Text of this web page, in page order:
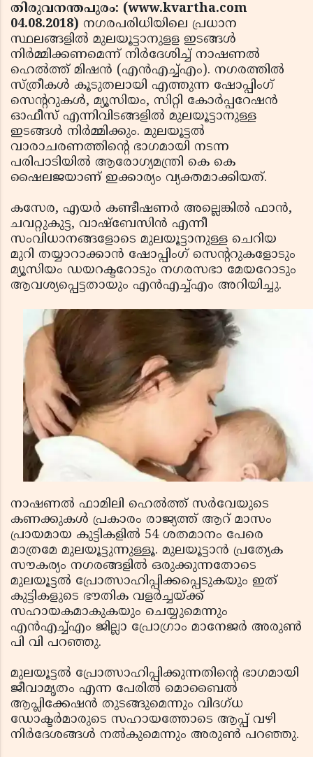
തിരുവനന്തപുരം: (www.kvartha.com
04.08.2018) നഗരപരിധിയിലെ പ്രധാന
സ്ഥലങ്ങളില്‍ മുലയൂട്ടാനുളള ഇടങ്ങള്‍
നിര്‍മ്മിക്കണമെന്ന് നിര്‍ദേശിച്ച് നാഷണല്‍
ഹെല്‍ത്ത് മിഷന്‍ (എന്‍എച്ച്എം). നഗരത്തില്‍
സ്ത്രീകള്‍ കൂടുതലായി എത്തുന്ന ഷോപ്പിംഗ്
സെന്ററുകള്‍, മ്യൂസിയം, സിറ്റി കോര്‍പ്പറേഷന്‍
ഓഫീസ് എന്നിവിടങ്ങളില്‍ മുലയൂട്ടാനുള്ള
ഇടങ്ങള്‍ നിര്‍മ്മിക്കും. മുലയൂട്ടല്‍
വാരാചരണത്തിന്റെ ഭാഗമായി നടന്ന
പരിപാടിയില്‍ ആരോഗ്യമന്ത്രി കെ കെ
ഷൈലജയാണ് ഇക്കാര്യം വ്യക്തമാക്കിയത്.
കസേര, എയര്‍ കണ്ടീഷണര്‍ അല്ലെങ്കില്‍ ഫാന്‍,
ചവറ്റുകുട്ട, വാഷ്‌ബേസിന്‍ എന്നീ
സംവിധാനങ്ങളോടെ മുലയൂട്ടാനുള്ള ചെറിയ
മുറി തയ്യാറാക്കാന്‍ ഷോപ്പിംഗ് സെന്ററുകളോടും
മ്യൂസിയം ഡയറക്ടറോടും നഗരസഭാ മേയറോടും
ആവശ്യപ്പെട്ടതായും എന്‍എച്ച്എം അറിയിച്ചു.
നാഷണല്‍ ഫാമിലി ഹെല്‍ത്ത് സര്‍വേയുടെ
കണക്കുകള്‍ പ്രകാരം രാജ്യത്ത് ആറ് മാസം
പ്രായമായ കുട്ടികളില്‍ 54 ശതമാനം പേരെ
മാത്രമേ മുലയൂട്ടുന്നുള്ളൂ. മുലയൂട്ടാന്‍ പ്രത്യേക
സൗകര്യം നഗരങ്ങളില്‍ ഒരുക്കുന്നതോടെ
മുലയൂട്ടല്‍ പ്രോത്സാഹിപ്പിക്കപ്പെടുകയും ഇത്
കുട്ടികളുടെ ഭൗതിക വളര്‍ച്ചയ്ക്ക്
സഹായകമാകുകയും ചെയ്യുമെന്നും
എന്‍എച്ച്എം ജില്ലാ പ്രോഗ്രാം മാനേജര്‍ അരുണ്‍
പി വി പറഞ്ഞു.
മുലയൂട്ടല്‍ പ്രോത്സാഹിപ്പിക്കുന്നതിന്റെ ഭാഗമായി
ജീവാമൃതം എന്ന പേരില്‍ മൊബൈല്‍
ആപ്ലിക്കേഷന്‍ തുടങ്ങുമെന്നും വിദഗ്ധ
ഡോക്ടര്‍മാരുടെ സഹായത്തോടെ ആപ്പ് വഴി
നിര്‍ദേശങ്ങള്‍ നല്‍കുമെന്നും അരുണ്‍ പറഞ്ഞു.